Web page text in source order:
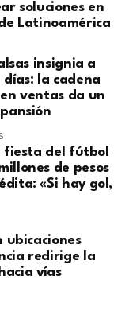
soluciones en
Latinoamérica
insignia a
la cadena
en ventas da un
fiesta del fútbol
de pesos
«Si hay gol,
ubicaciones
redirige la
vías